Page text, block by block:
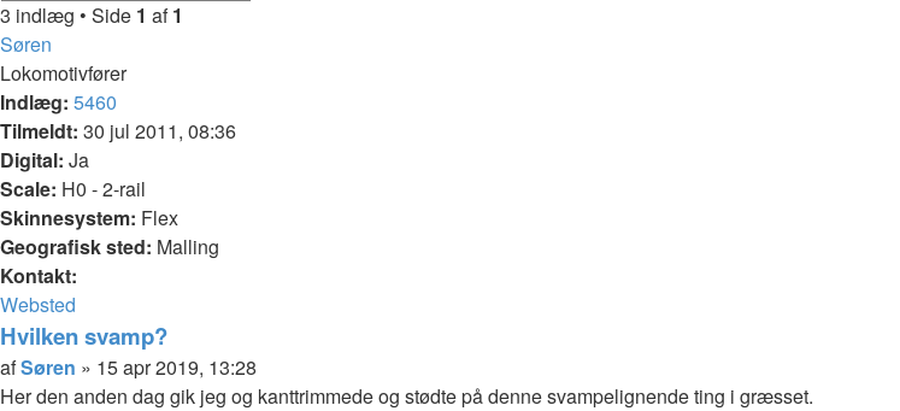
3 indlæg • Side 1 af1
Søren
Lokomotivfører
Indlæg: 5460
Tilmeldt: 30 jul 2011, 08:36
Digital: Ja
Scale: H0 - 2-rail
Skinnesystem: Flex
Geografisk sted: Malling
Kontakt:
Kontakt
Søren
Websted
Hvilken svamp?
Citer
Indlæg
afSøren » 15 apr 2019, 13:28
Her den anden dag gik jeg og kanttrimmede og stødte på denne svampelignende ting i græsset.